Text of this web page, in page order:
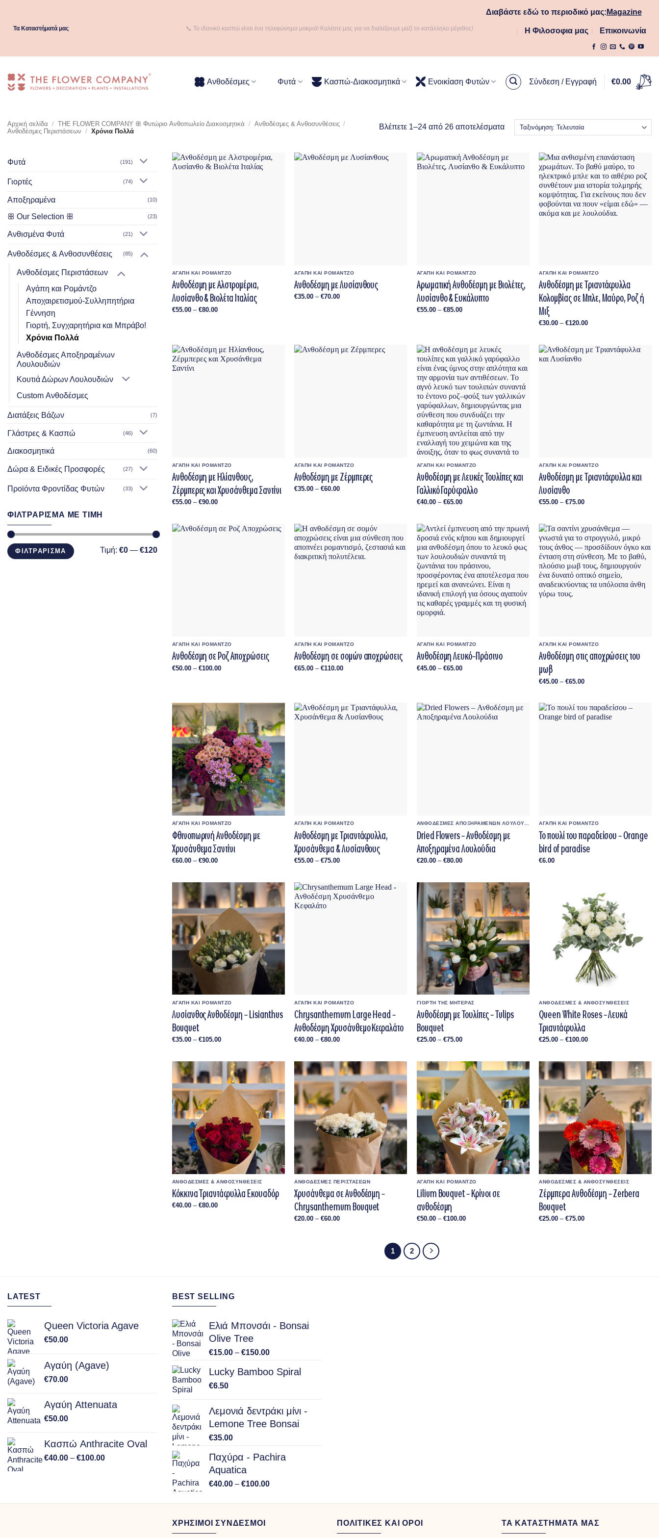
Τα Kαταστήματά μας 📞 Το ιδανικό κασπώ είναι ένα τηλεφώνημα μακριά! Καλέστε μας για να διαλέξουμε μαζί το κατάλληλο μέγεθος!
Διαβάστε εδώ το περιοδικό μας: Magazine
Η Φιλοσοφια μας Επικοινωνία
Ανθοδέσμες Φυτά Κασπώ-Διακοσμητικά Ενοικίαση Φυτών Σύνδεση / Εγγραφή €0.00
Αρχική σελίδα / THE FLOWER COMPANY ꕥ Φυτώριο Aνθοπωλείο Διακοσμητικά / Ανθοδέσμες & Ανθοσυνθέσεις /
Ανθοδέσμες Περιστάσεων / Χρόνια Πολλά
Βλέπετε 1–24 από 26 αποτελέσματαSorted
Φυτά (191)
Γιορτές (74)
Αποξηραμένα (10)
ꕥ Our Selection ꕥ (23)
Ανθισμένα Φυτά (21)
Ανθοδέσμες & Ανθοσυνθέσεις (85)
Ανθοδέσμες Περιστάσεων
Αγάπη και Ρομάντζο
Αποχαιρετισμού-Συλληπητήρια
Γέννηση
Γιορτή, Συγχαρητήρια και Μπράβο!
Χρόνια Πολλά
Ανθοδέσμες Αποξηραμένων
Λουλουδιών
Κουτιά Δώρων Λουλουδιών
Custom Ανθοδέσμες
Διατάξεις Βάζων (7)
Γλάστρες & Κασπώ (46)
Διακοσμητικά (60)
Δώρα & Ειδικές Προσφορές (27)
Προϊόντα Φροντίδας Φυτών (33)
ΦΙΛΤΡΑΡΙΣΜΑ ΜΕ ΤΙΜΗ
Ελάχιστη
τιμή
Μέγιστη
τιμήΦΙΛΤΡΑΡΙΣΜΑ Τιμή: €0 — €120
ΑΓΑΠΗ ΚΑΙ ΡΟΜΑΝΤΖΟ
Ανθοδέσμη με Αλστρομέρια,
Λυσίανθο & Βιολέτα Ιταλίας
€55.00 – €80.00Price
ΑΓΑΠΗ ΚΑΙ ΡΟΜΑΝΤΖΟ
Ανθοδέσμη με Λυσίανθους
€35.00 – €70.00Price
ΑΓΑΠΗ ΚΑΙ ΡΟΜΑΝΤΖΟ
Αρωματική Ανθοδέσμη με Βιολέτες,
Λυσίανθο & Ευκάλυπτο
€55.00 – €85.00Price
ΑΓΑΠΗ ΚΑΙ ΡΟΜΑΝΤΖΟ
Ανθοδέσμη με Τριαντάφυλλα
Κολομβίας σε Μπλε, Μαύρο, Ροζ ή
Μιξ
€30.00 – €120.00Price
€120.00
ΑΓΑΠΗ ΚΑΙ ΡΟΜΑΝΤΖΟ
Ανθοδέσμη με Ηλίανθους,
Ζέρμπερες και Χρυσάνθεμα Σαντίνι
€55.00 – €90.00Price
€90.00
ΑΓΑΠΗ ΚΑΙ ΡΟΜΑΝΤΖΟ
Ανθοδέσμη με Ζέρμπερες
€35.00 – €60.00Price
ΑΓΑΠΗ ΚΑΙ ΡΟΜΑΝΤΖΟ
Ανθοδέσμη με Λευκές Τουλίπες και
Γαλλικό Γαρύφαλλο
€40.00 – €65.00Price
€65.00
ΑΓΑΠΗ ΚΑΙ ΡΟΜΑΝΤΖΟ
Ανθοδέσμη με Τριαντάφυλλα και
Λυσίανθο
€55.00 – €75.00Price
€75.00
ΑΓΑΠΗ ΚΑΙ ΡΟΜΑΝΤΖΟ
Ανθοδέσμη σε Ροζ Αποχρώσεις
€50.00 – €100.00Price
ΑΓΑΠΗ ΚΑΙ ΡΟΜΑΝΤΖΟ
Ανθοδέσμη σε σομών αποχρώσεις
€65.00 – €110.00Price
ΑΓΑΠΗ ΚΑΙ ΡΟΜΑΝΤΖΟ
Ανθοδέσμη Λευκό–Πράσινο
€45.00 – €65.00Price
ΑΓΑΠΗ ΚΑΙ ΡΟΜΑΝΤΖΟ
Ανθοδέσμη στις αποχρώσεις του
μωβ
€45.00 – €65.00Price
€65.00
ΑΓΑΠΗ ΚΑΙ ΡΟΜΑΝΤΖΟ
Φθινοπωρινή Ανθοδέσμη με
Χρυσάνθεμα Σαντίνι
€60.00 – €90.00Price
€90.00
ΑΓΑΠΗ ΚΑΙ ΡΟΜΑΝΤΖΟ
Ανθοδέσμη με Τριαντάφυλλα,
Χρυσάνθεμα & Λυσίανθους
€55.00 – €75.00Price
€75.00
ΑΝΘΟΔΕΣΜΕΣ ΑΠΟΞΗΡΑΜΕΝΩΝ ΛΟΥΛΟΥΔΙΩΝ
Dried Flowers – Ανθοδέσμη με
Αποξηραμένα Λουλούδια
€20.00 – €80.00Price
€80.00
ΑΓΑΠΗ ΚΑΙ ΡΟΜΑΝΤΖΟ
Το πουλί του παραδείσου – Orange
bird of paradise
€6.00
ΑΓΑΠΗ ΚΑΙ ΡΟΜΑΝΤΖΟ
Λυσίανθος Ανθοδέσμη – Lisianthus
Bouquet
€35.00 – €105.00Price
€105.00
ΑΓΑΠΗ ΚΑΙ ΡΟΜΑΝΤΖΟ
Chrysanthemum Large Head –
Ανθοδέσμη Χρυσάνθεμο Κεφαλάτο
€40.00 – €80.00Price
€80.00
ΓΙΟΡΤΗ ΤΗΣ ΜΗΤΕΡΑΣ
Ανθοδέσμη με Τουλίπες – Tulips
Bouquet
€25.00 – €75.00Price
€75.00
ΑΝΘΟΔΕΣΜΕΣ & ΑΝΘΟΣΥΝΘΕΣΕΙΣ
Queen White Roses – Λευκά
Τριαντάφυλλα
€25.00 – €100.00Price
€100.00
ΑΝΘΟΔΕΣΜΕΣ & ΑΝΘΟΣΥΝΘΕΣΕΙΣ
Κόκκινα Τριαντάφυλλα Εκουαδόρ
€40.00 – €80.00Price
ΑΝΘΟΔΕΣΜΕΣ ΠΕΡΙΣΤΑΣΕΩΝ
Χρυσάνθεμα σε Ανθοδέσμη –
Chrysanthemum Bouquet
€20.00 – €60.00Price
ΑΓΑΠΗ ΚΑΙ ΡΟΜΑΝΤΖΟ
Lilium Bouquet – Κρίνοι σε
ανθοδέσμη
€50.00 – €100.00Price
ΑΝΘΟΔΕΣΜΕΣ & ΑΝΘΟΣΥΝΘΕΣΕΙΣ
Ζέρμπερα Ανθοδέσμη – Zerbera
Bouquet
€25.00 – €75.00Price
1 2
LATEST
Queen Victoria Agave
€50.00
Αγαύη (Agave)
€70.00
Αγαύη Attenuata
€50.00
Κασπώ Anthracite Oval
€40.00 – €100.00Price
BEST SELLING
Ελιά Μπονσάι - Bonsai
Olive Tree
€15.00 – €150.00Price
€15.00
Lucky Bamboo Spiral
€6.50
Λεμονιά δεντράκι μίνι -
Lemone Tree Bonsai
€35.00
Παχύρα - Pachira
Aquatica
€40.00 – €100.00Price
€40.00
ΧΡΗΣΙΜΟΙ ΣΥΝΔΕΣΜΟΙ ΠΟΛΙΤΙΚΕΣ ΚΑΙ ΟΡΟΙ ΤΑ ΚΑΤΑΣΤΗΜΑΤΑ ΜΑΣ